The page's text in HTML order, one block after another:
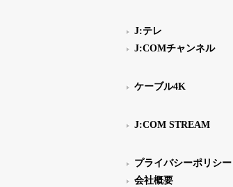
J:テレ
J:COMチャンネル
ケーブル4K
J:COM STREAM
プライバシーポリシー
会社概要